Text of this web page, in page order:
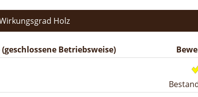
Holz
Betriebsweise)